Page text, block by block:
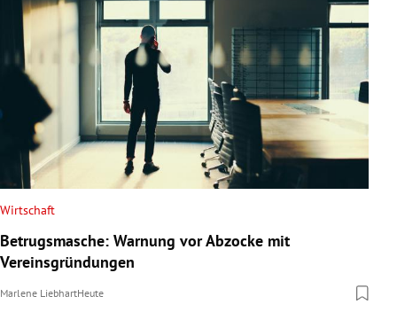
Wirtschaft
Betrugsmasche: Warnung vor Abzocke mit
Vereinsgründungen
Marlene LiebhartHeute